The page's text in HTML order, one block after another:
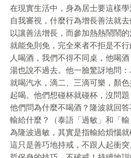
在現實生活中，身為居士要這樣學
自我審視，什麼行為增長善法就
以讓善法增長，而參加熱熱鬧鬧
就能免則免，完全來者不拒是不
人喝酒，我們不得不同桌，他喝
湯也說不過去。他一臉驚訝地問
就喝汽水，滴二、三滴可樂，顏
起喝。他們想碰杯就碰杯，沒問題
他們問為什麼不喝酒？隆波就回答
輸給什麼？（泰語「過敏」和「
為隆波過敏，其實是指輸給煩惱就
這只是善巧地持戒，不跟人起衝